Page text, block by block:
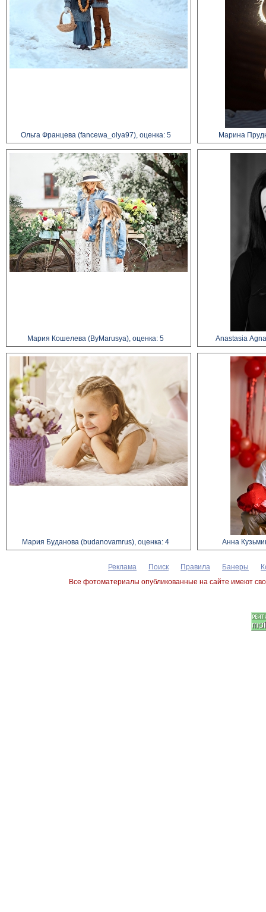
Ольга Францева (fancewa_olya97), оценка: 5 Марина
Мария Кошелева (ByMarusya), оценка: 5 Anastasia
Мария Буданова (budanovamrus), оценка: 4 Анна
Реклама Поиск Правила Банеры
Все фотоматериалы опубликованные на сайте имеют